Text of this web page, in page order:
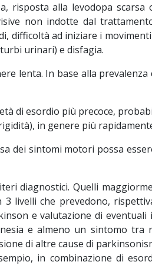
risposta alla levodopa
non indotte dal
difficoltà ad iniziare i
urinari) e disfagia.
lenta. In base alla
di esordio più precoce,
in genere più
dei sintomi motori possa
diagnostici. Quelli
livelli che prevedono,
e valutazione di
e almeno un sintomo
di altre cause di
in combinazione di